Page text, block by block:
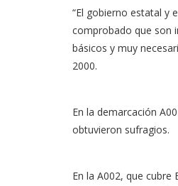
“El gobierno estatal y
comprobado que son
básicos y muy
2000.
En la demarcación
obtuvieron sufragios.
En la A002, que